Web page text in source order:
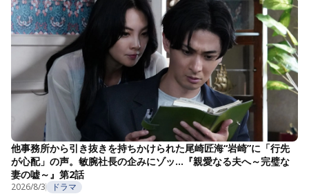
他事務所から引き抜きを持ちかけられた尾崎匠海“岩崎”に「行先
が心配」の声。敏腕社長の企みにゾッ…『親愛なる夫へ～完璧な
妻の嘘～』第2話
2026/8/3 ドラマ